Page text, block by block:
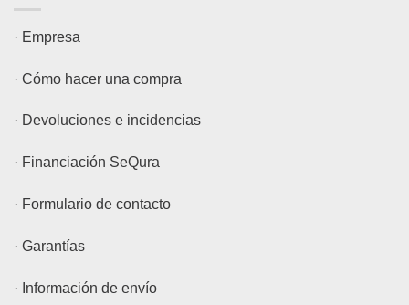
· Empresa
· Cómo hacer una compra
· Devoluciones e incidencias
· Financiación SeQura
· Formulario de contacto
· Garantías
· Información de envío